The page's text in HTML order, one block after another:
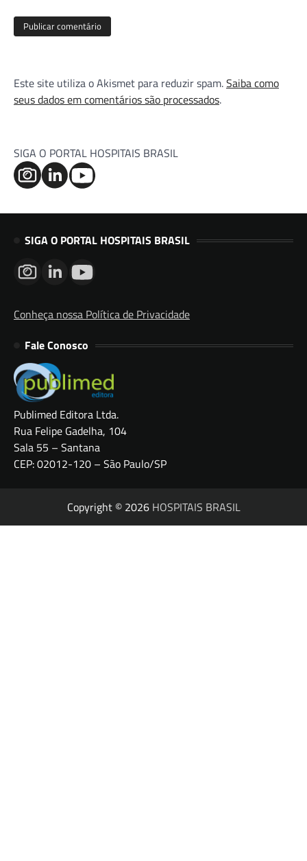
Este site utiliza o Akismet para reduzir spam.Saiba como
seus dados em comentários são processados.
SIGA O PORTAL HOSPITAIS BRASIL
SIGA O PORTAL HOSPITAIS BRASIL
Conheça nossa Política de Privacidade
Fale Conosco
Publimed Editora Ltda.
Rua Felipe Gadelha, 104
Sala 55 – Santana
CEP: 02012-120 – São Paulo/SP
Copyright © 2026 HOSPITAIS BRASIL